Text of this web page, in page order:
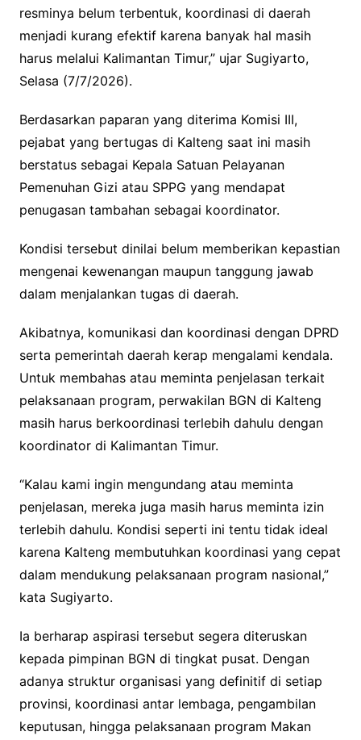
resminya belum terbentuk, koordinasi di daerah
menjadi kurang efektif karena banyak hal masih
harus melalui Kalimantan Timur,” ujar Sugiyarto,
Selasa (7/7/2026).
Berdasarkan paparan yang diterima Komisi III,
pejabat yang bertugas di Kalteng saat ini masih
berstatus sebagai Kepala Satuan Pelayanan
Pemenuhan Gizi atau SPPG yang mendapat
penugasan tambahan sebagai koordinator.
Kondisi tersebut dinilai belum memberikan kepastian
mengenai kewenangan maupun tanggung jawab
dalam menjalankan tugas di daerah.
Akibatnya, komunikasi dan koordinasi dengan DPRD
serta pemerintah daerah kerap mengalami kendala.
Untuk membahas atau meminta penjelasan terkait
pelaksanaan program, perwakilan BGN di Kalteng
masih harus berkoordinasi terlebih dahulu dengan
koordinator di Kalimantan Timur.
“Kalau kami ingin mengundang atau meminta
penjelasan, mereka juga masih harus meminta izin
terlebih dahulu. Kondisi seperti ini tentu tidak ideal
karena Kalteng membutuhkan koordinasi yang cepat
dalam mendukung pelaksanaan program nasional,”
kata Sugiyarto.
Ia berharap aspirasi tersebut segera diteruskan
kepada pimpinan BGN di tingkat pusat. Dengan
adanya struktur organisasi yang definitif di setiap
provinsi, koordinasi antar lembaga, pengambilan
keputusan, hingga pelaksanaan program Makan